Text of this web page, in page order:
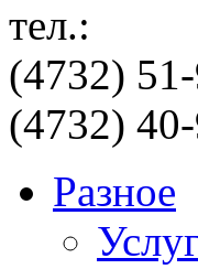
тел.:
(4732)
(4732)
Разное